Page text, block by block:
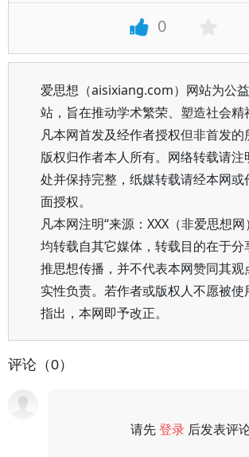
0
爱思想（aisixiang.com）网站为公
站，旨在推动学术繁荣、塑造社会精
凡本网首发及经作者授权但非首发的
版权归作者本人所有。网络转载请注
处并保持完整，纸媒转载请经本网或
面授权。
凡本网注明“来源：XXX（非爱思想网
均转载自其它媒体，转载目的在于分
推思想传播，并不代表本网赞同其观
实性负责。若作者或版权人不愿被使
指出，本网即予改正。
评论（0）
请先登录 后发表评